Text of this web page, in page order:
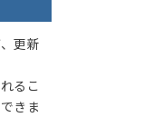
更新
るこ
きま